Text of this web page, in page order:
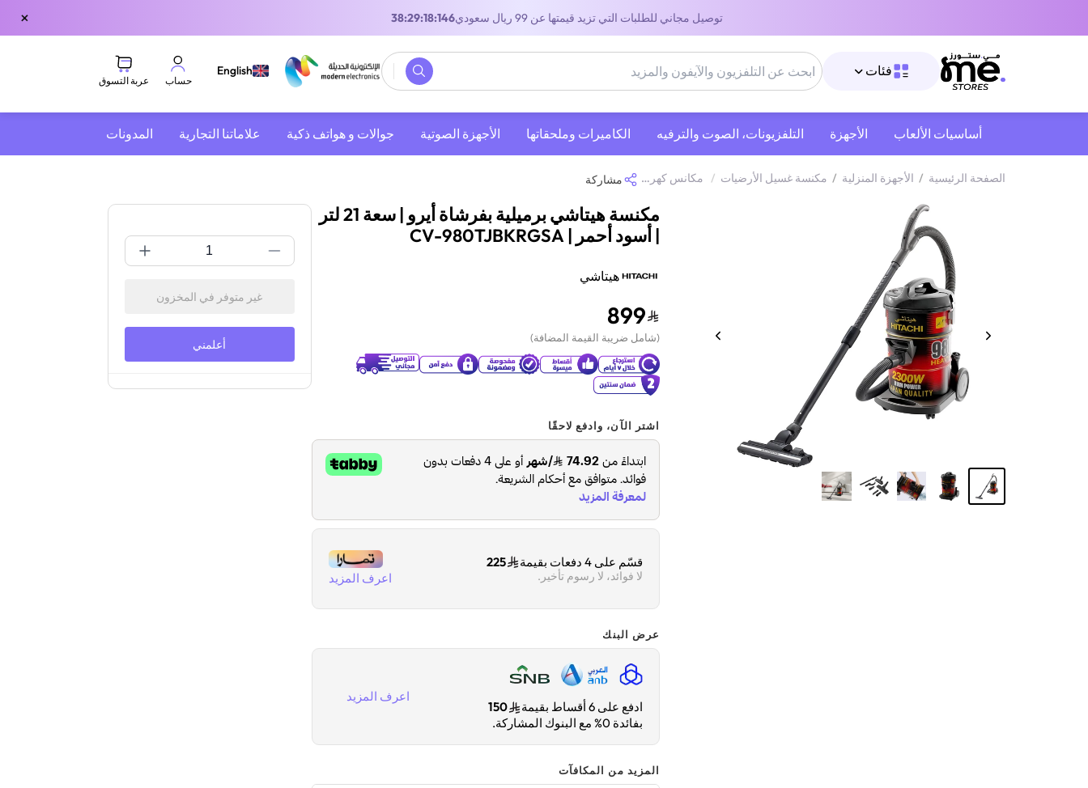
توصيل مجاني للطلبات التي تزيد قيمتها عن 99 ريال سعودي 37:29:18:146
×
فئات English
حساب عربة التسوق
أساسيات الألعاب الأجهزة التلفزيونات، الصوت والترفيه ‫الكاميرات وملحقاتها‬ الأجهزة الصوتية جوالات و هواتف ذكية علاماتنا التجارية المدونات
الصفحة الرئيسية / الأجهزة المنزلية / مكنسة غسيل الأرضيات / مكانس كهربائية / مكنسة هيتاشي برميلية بفرشاة أيرو | سعة 21 لتر | أسود أحمر | CV-980TJBKRGSA
مشاركة
مكنسة هيتاشي برميلية بفرشاة أيرو | سعة 21 لتر
| أسود أحمر | CV-980TJBKRGSA
هيتاشي
899
(شامل ضريبة القيمة المضافة)
اشتر الآن، وادفع لاحقًا
قسّم على 4 دفعات بقيمة 225
لا فوائد، لا رسوم تأخير. اعرف المزيد
عرض البنك
ادفع على 6 أقساط بقيمة
150
بفائدة 0% مع البنوك المشاركة.
اعرف المزيد
المزيد من المكافآت
غير متوفر في المخزون
أعلمني